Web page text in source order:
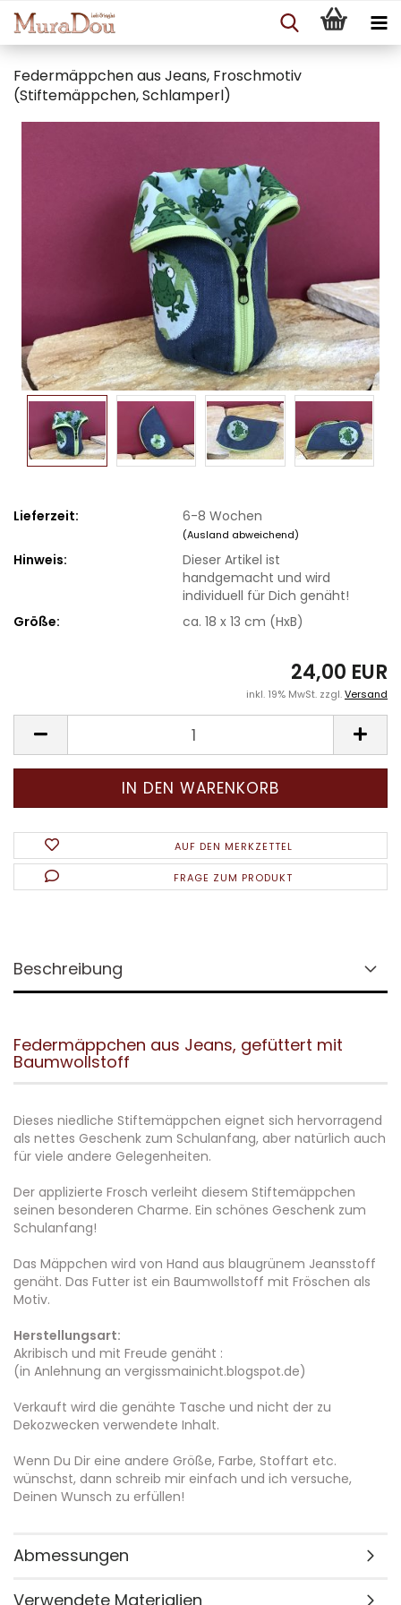
Federmäppchen aus Jeans, Froschmotiv
(Stiftemäppchen, Schlamperl)
Lieferzeit: 6-8 Wochen
(Ausland abweichend)
Hinweis:
Dieser Artikel ist
handgemacht und wird
individuell für Dich genäht!
Größe:
ca. 18 x 13 cm (HxB)
24,00 EUR
inkl. 19% MwSt. zzgl.Versand
AUF DEN MERKZETTEL
FRAGE ZUM PRODUKT
Beschreibung
Federmäppchen aus Jeans, gefüttert mit
Baumwollstoff
Dieses niedliche Stiftemäppchen eignet sich hervorragend
als nettes Geschenk zum Schulanfang, aber natürlich auch
für viele andere Gelegenheiten.
Der applizierte Frosch verleiht diesem Stiftemäppchen
seinen besonderen Charme. Ein schönes Geschenk zum
Schulanfang!
Das Mäppchen wird von Hand aus blaugrünem Jeansstoff
genäht. Das Futter ist ein Baumwollstoff mit Fröschen als
Motiv.
Herstellungsart:
Akribisch und mit Freude genäht :
(in Anlehnung an vergissmainicht.blogspot.de)
Verkauft wird die genähte Tasche und nicht der zu
Dekozwecken verwendete Inhalt.
Wenn Du Dir eine andere Größe, Farbe, Stoffart etc.
wünschst, dann schreib mir einfach und ich versuche,
Deinen Wunsch zu erfüllen!
Abmessungen
Verwendete Materialien